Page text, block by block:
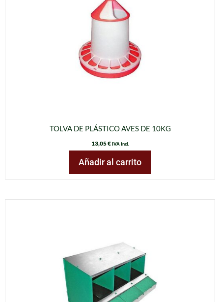
TOLVA DE PLÁSTICO AVES DE 10KG
13,05€ IVA incl.
Añadir al carrito